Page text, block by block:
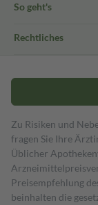
So geht's
Rechtliches
Zu Risiken und
fragen Sie Ihre
Üblicher
Preisempfehlung
beinhalten die